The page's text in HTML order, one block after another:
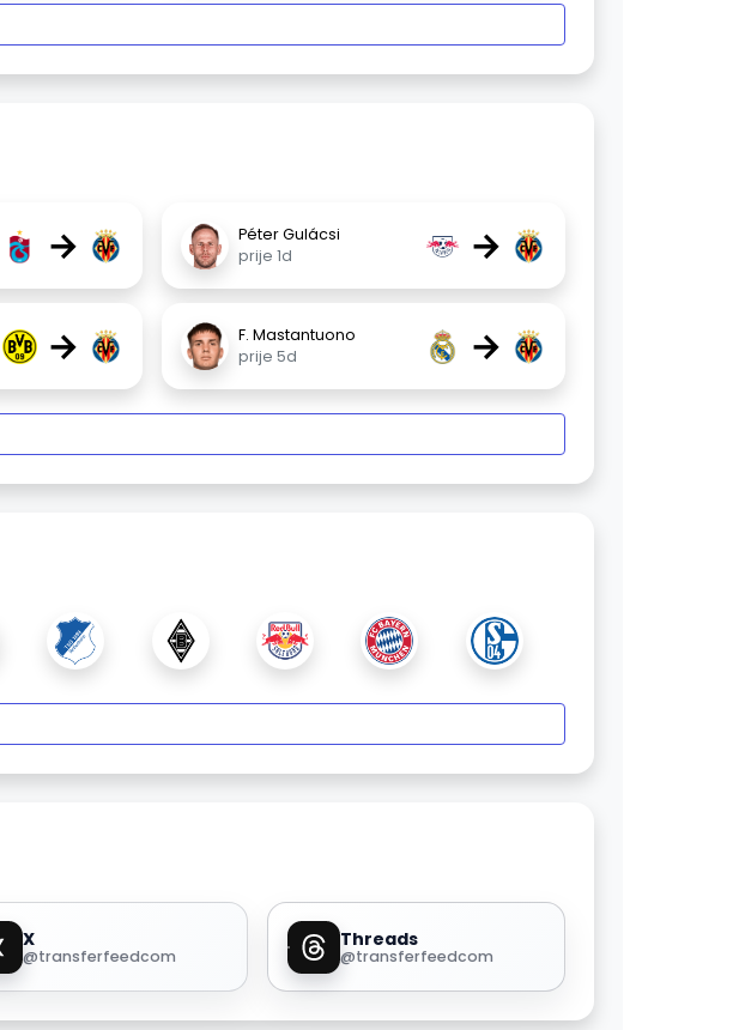
→
Péter Gulácsi
prije 1d
→
→
F. Mastantuono
prije 5d
→
X
@transferfeedcom
Threads
@transferfeedcom